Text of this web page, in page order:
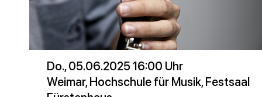
Do., 05.06.2025 16:00 Uhr
Weimar, Hochschule für Musik, Festsaal